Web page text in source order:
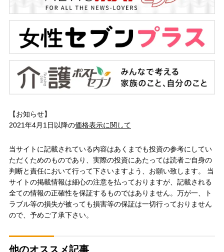
【お知らせ】
2021年4月1日以降の価格表示に関して
当サイトに記載されている内容はあくまでも投資の参考にしてい
ただくためのものであり、実際の投資にあたっては読者ご自身の
判断と責任において行って下さいますよう、お願い致します。 当
サイトの掲載情報は細心の注意を払っておりますが、記載される
全ての情報の正確性を保証するものではありません。万が一、ト
ラブル等の損失が被っても損害等の保証は一切行っておりません
ので、予めご了承下さい。
他のオススメ記事